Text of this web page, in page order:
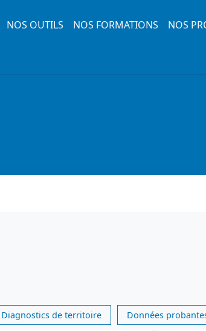
NOS OUTILS NOS FORMATIONS
NOS
Diagnostics de territoire Données